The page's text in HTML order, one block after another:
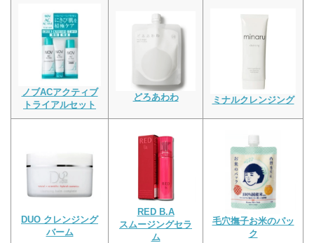
ノブACアクティブ
トライアルセット
どろあわわ ミナルクレンジング
DUO クレンジング
バーム
RED B.A
スムージングセラ
ム
毛穴撫子お米のパッ
ク